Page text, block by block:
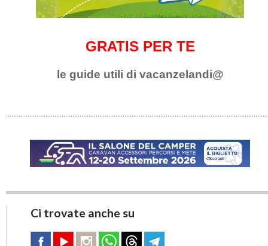
GRATIS PER TE
le guide utili di vacanzelandi@
Ci trovate anche su